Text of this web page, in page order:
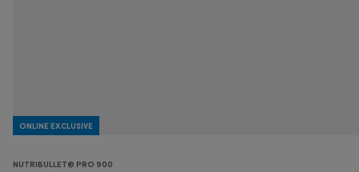
ONLINE EXCLUSIVE
NUTRIBULLET® PRO 900